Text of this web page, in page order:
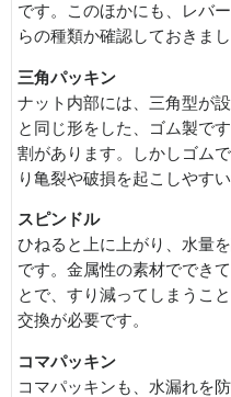
です。このほかにも、レバ
らの種類か確認しておきまし
三角パッキン
ナット内部には、三角型が
と同じ形をした、ゴム製で
割があります。しかしゴム
り亀裂や破損を起こしやすい
スピンドル
ひねると上に上がり、水量
です。金属性の素材ででき
とで、すり減ってしまうこ
交換が必要です。
コマパッキン
コマパッキンも、水漏れを